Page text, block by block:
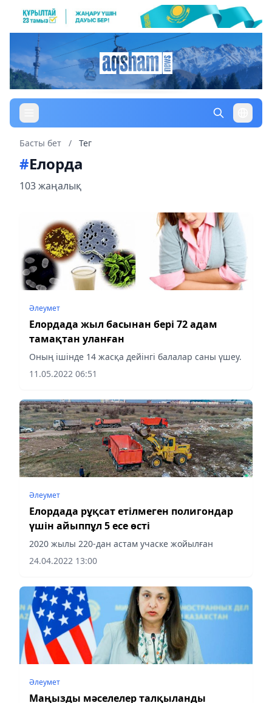
Басты бет / Тег
#Елорда
103 жаңалық
Әлеумет
Елордада жыл басынан бері 72 адам
тамақтан уланған
Оның ішінде 14 жасқа дейінгі балалар саны үшеу.
11.05.2022 06:51
Әлеумет
Елордада рұқсат етілмеген полигондар
үшін айыппұл 5 есе өсті
2020 жылы 220-дан астам учаске жойылған
24.04.2022 13:00
Әлеумет
Маңызды мәселелер талқыланды